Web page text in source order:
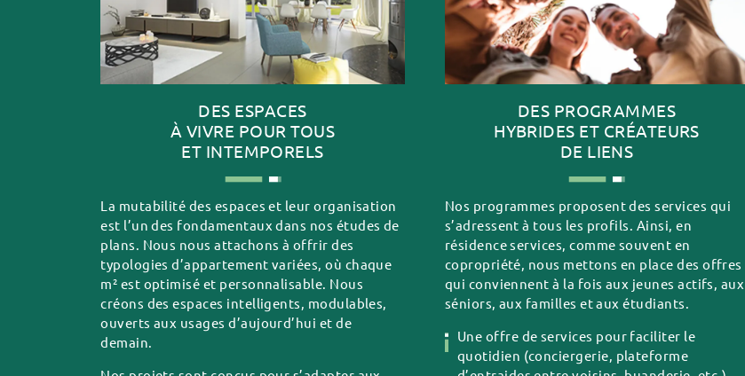
DES ESPACES
À VIVRE POUR TOUS
ET INTEMPORELS
La mutabilité des espaces et leur organisation
est l’un des fondamentaux dans nos études de
plans. Nous nous attachons à offrir des
typologies d’appartement variées, où chaque
m² est optimisé et personnalisable. Nous
créons des espaces intelligents, modulables,
ouverts aux usages d’aujourd’hui et de
demain.
DES PROGRAMMES
HYBRIDES ET CRÉATEURS
DE LIENS
Nos programmes proposent des services qui
s’adressent à tous les profils. Ainsi, en
résidence services, comme souvent en
copropriété, nous mettons en place des offres
qui conviennent à la fois aux jeunes actifs, aux
séniors, aux familles et aux étudiants.
Une offre de services pour faciliter le
quotidien (conciergerie, plateforme